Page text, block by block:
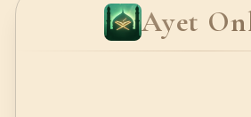
Ayet